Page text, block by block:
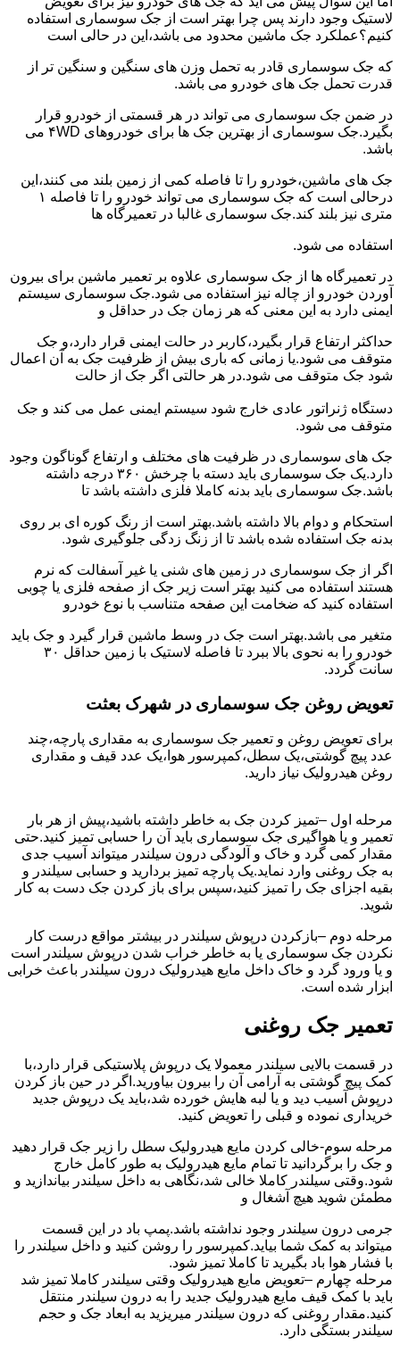
لاستیک وجود دارند پس چرا بهتر است از جک سوسماری استفاده
کنیم؟عملکرد جک ماشین محدود می باشد،این در حالی است
که جک سوسماری قادر به تحمل وزن های سنگین و سنگین تر از
قدرت تحمل جک های خودرو می باشد.
در ضمن جک سوسماری می تواند در هر قسمتی از خودرو قرار
بگیرد.جک سوسماری از بهترین جک ها برای خودروهای ۴WD می
باشد.
جک های ماشین،خودرو را تا فاصله کمی از زمین بلند می کنند،این
درحالی است که جک سوسماری می تواند خودرو را تا فاصله ۱
متری نیز بلند کند.جک سوسماری غالبا در تعمیرگاه ها
استفاده می شود.
در تعمیرگاه ها از جک سوسماری علاوه بر تعمیر ماشین برای بیرون
آوردن خودرو از چاله نیز استفاده می شود.جک سوسماری سیستم
ایمنی دارد به این معنی که هر زمان جک در حداقل و
حداکثر ارتفاع قرار بگیرد،کاربر در حالت ایمنی قرار دارد،و جک
متوقف می شود.یا زمانی که باری بیش از ظرفیت جک به آن اعمال
شود جک متوقف می شود.در هر حالتی اگر جک از حالت
دستگاه ژنراتور عادی خارج شود سیستم ایمنی عمل می کند و جک
متوقف می شود.
جک های سوسماری در ظرفیت های مختلف و ارتفاع گوناگون وجود
دارد.یک جک سوسماری باید دسته با چرخش ۳۶۰ درجه داشته
باشد.جک سوسماری باید بدنه کاملا فلزی داشته باشد تا
استحکام و دوام بالا داشته باشد.بهتر است از رنگ کوره ای بر روی
بدنه جک استفاده شده باشد تا از زنگ زدگی جلوگیری شود.
اگر از جک سوسماری در زمین های شنی یا غیر آسفالت که نرم
هستند استفاده می کنید بهتر است زیر جک از صفحه فلزی یا چوبی
استفاده کنید که ضخامت این صفحه متناسب با نوع خودرو
متغیر می باشد.بهتر است جک در وسط ماشین قرار گیرد و جک باید
خودرو را به نحوی بالا ببرد تا فاصله لاستیک با زمین حداقل ۳۰
سانت گردد.
تعویض روغن جک سوسماری در شهرک بعثت
برای تعویض روغن و تعمیر جک سوسماری به مقداری پارچه،چند
عدد پیچ گوشتی،یک سطل،کمپرسور هوا،یک عدد قیف و مقداری
روغن هیدرولیک نیاز دارید.
مرحله اول –تمیز کردن جک به خاطر داشته باشید،پیش از هر بار
تعمیر و یا هواگیری جک سوسماری باید آن را حسابی تمیز کنید.حتی
مقدار کمی گرد و خاک و آلودگی درون سیلندر میتواند آسیب جدی
به جک روغنی وارد نماید.یک پارچه تمیز بردارید و حسابی سیلندر و
بقیه اجزای جک را تمیز کنید،سپس برای باز کردن جک دست به کار
شوید.
مرحله دوم –بازکردن درپوش سیلندر در بیشتر مواقع درست کار
نکردن جک سوسماری یا به خاطر خراب شدن درپوش سیلندر است
و یا ورود گرد و خاک داخل مایع هیدرولیک درون سیلندر باعث خرابی
ابزار شده است.
تعمیر جک روغنی
در قسمت بالایی سیلندر معمولا یک درپوش پلاستیکی قرار دارد،با
کمک پیچ گوشتی به آرامی آن را بیرون بیاورید.اگر در حین باز کردن
درپوش آسیب دید و یا لبه هایش خورده شد،باید یک درپوش جدید
خریداری نموده و قبلی را تعویض کنید.
مرحله سوم-خالی کردن مایع هیدرولیک سطل را زیر جک قرار دهید
و جک را برگردانید تا تمام مایع هیدرولیک به طور کامل خارج
شود.وقتی سیلندر کاملا خالی شد،نگاهی به داخل سیلندر بیاندازید و
مطمئن شوید هیچ آشغال و
جرمی درون سیلندر وجود نداشته باشد.پمپ باد در این قسمت
میتواند به کمک شما بیاید.کمپرسور را روشن کنید و داخل سیلندر را
با فشار هوا باد بگیرید تا کاملا تمیز شود.
مرحله چهارم –تعویض مایع هیدرولیک وقتی سیلندر کاملا تمیز شد
باید با کمک قیف مایع هیدرولیک جدید را به درون سیلندر منتقل
کنید.مقدار روغنی که درون سیلندر میریزید به ابعاد جک و حجم
سیلندر بستگی دارد.